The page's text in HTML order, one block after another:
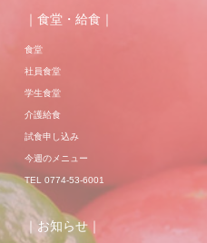
｜食堂・給食｜
食堂
社員食堂
学生食堂
介護給食
試食申し込み
今週のメニュー
TEL 0774-53-6001
｜お知らせ｜